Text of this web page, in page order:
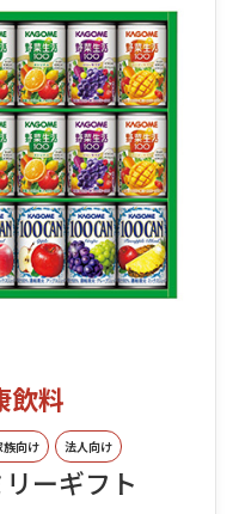
飲料
族向け 法人向け
ーギフト